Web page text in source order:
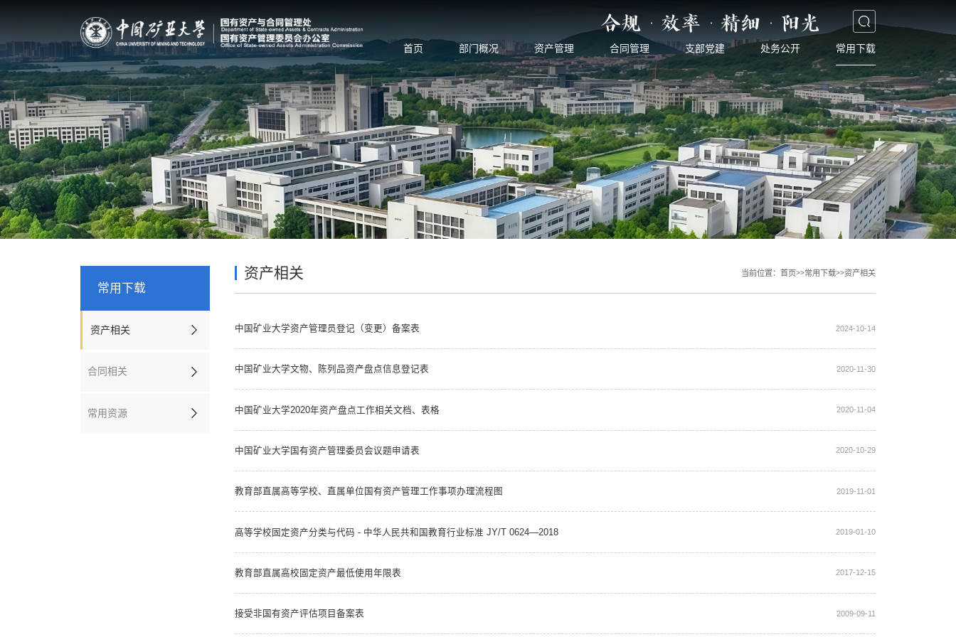
首页 部门概况 资产管理 合同管理 支部党建 处务公开 常用下载
常用下载
资产相关
合同相关
常用资源
资产相关 当前位置： 首页>>常用下载>>资产相关
中国矿业大学资产管理员登记（变更）备案表 2024-10-14
中国矿业大学文物、陈列品资产盘点信息登记表 2020-11-30
中国矿业大学2020年资产盘点工作相关文档、表格 2020-11-04
中国矿业大学国有资产管理委员会议题申请表 2020-10-29
教育部直属高等学校、直属单位国有资产管理工作事项办理流程图 2019-11-01
高等学校固定资产分类与代码 - 中华人民共和国教育行业标准 JY/T 0624—2018 2019-01-10
教育部直属高校固定资产最低使用年限表 2017-12-15
接受非国有资产评估项目备案表 2009-09-11